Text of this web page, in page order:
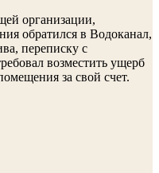
организации,
обратился в Водоканал,
переписку с
возместить ущерб
за свой счет.